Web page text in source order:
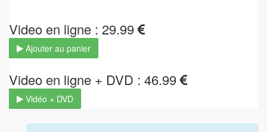
Video en ligne : 29.99
Ajouter au panier
Video en ligne + DVD : 46.99
Vidéo + DVD